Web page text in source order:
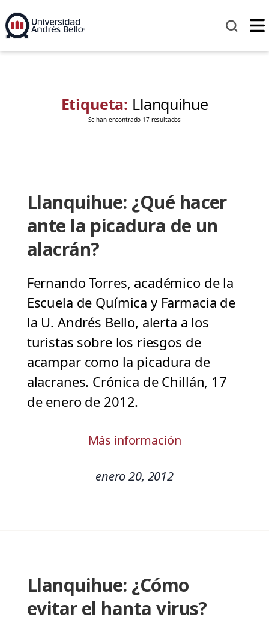
Etiqueta: Llanquihue
Se han encontrado 17 resultados
Llanquihue: ¿Qué hacer
ante la picadura de un
alacrán?
Fernando Torres, académico de la
Escuela de Química y Farmacia de
la U. Andrés Bello, alerta a los
turistas sobre los riesgos de
acampar como la picadura de
alacranes. Crónica de Chillán, 17
de enero de 2012.
Más información
enero 20, 2012
Llanquihue: ¿Cómo
evitar el hanta virus?